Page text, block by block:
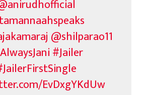
@shilparao11
#Jailer
EvDxgYKdUw